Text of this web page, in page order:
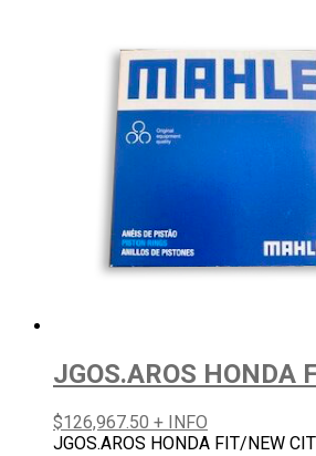
JGOS.AROS
$126,967.50 + INFO
JGOS.AROS HONDA FIT/NEW